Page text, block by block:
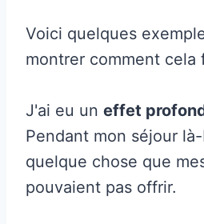
Voici quelques
montrer comment cela
J'ai eu un effet
Pendant mon séjour
quelque chose que
pouvaient pas offrir.